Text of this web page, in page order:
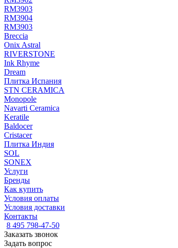
RM3903
RM3904
RM3903
Breccia
Onix Astral
RIVERSTONE
Ink Rhyme
Dream
Плитка Испания
STN CERAMICA
Monopole
Navarti Ceramica
Keratile
Baldocer
Cristacer
Плитка Индия
SOL
SONEX
Услуги
Бренды
Как купить
Условия оплаты
Условия доставки
Контакты
8 495 798-47-50
Заказать звонок
Задать вопрос